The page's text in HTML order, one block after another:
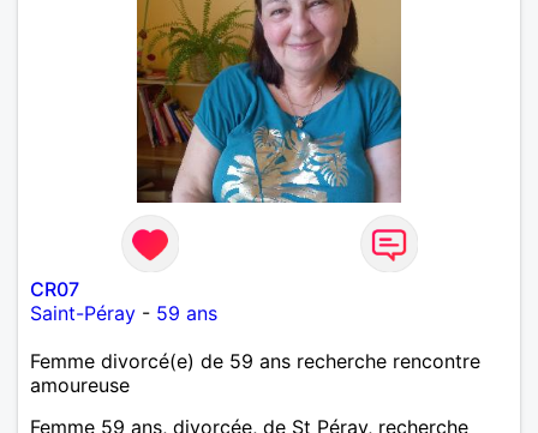
CR07
Saint-Péray - 59 ans
Femme divorcé(e) de 59 ans recherche rencontre
amoureuse
Femme 59 ans, divorcée, de St Péray, recherche